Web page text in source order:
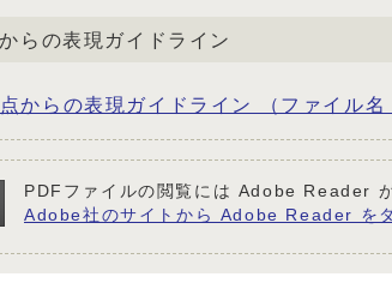
らの表現ガイドライン
からの表現ガイドライン （ファイル
PDFファイルの閲覧には Adobe Reader
Adobe社のサイトから Adobe Reader を